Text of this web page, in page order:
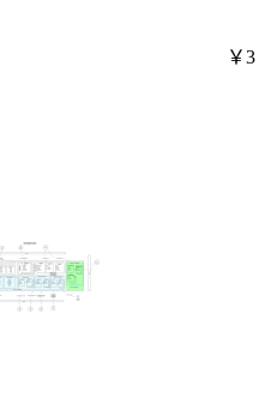
￥3